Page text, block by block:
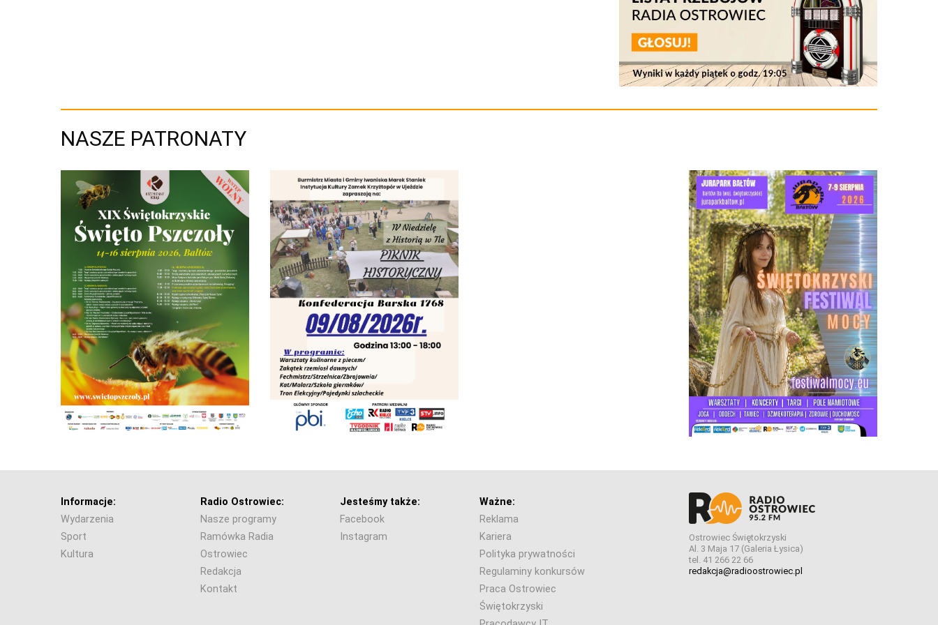
NASZE PATRONATY
Informacje:
Wydarzenia
Sport
Kultura
Radio Ostrowiec:
Nasze programy
Ramówka Radia
Ostrowiec
Redakcja
Kontakt
Jesteśmy także:
Facebook
Instagram
Ważne:
Reklama
Kariera
Polityka prywatności
Regulaminy konkursów
Praca Ostrowiec
Świętokrzyski
Ostrowiec Świętokrzyski
Al. 3 Maja 17 (Galeria Łysica)
tel. 41 266 22 66
redakcja@radioostrowiec.pl